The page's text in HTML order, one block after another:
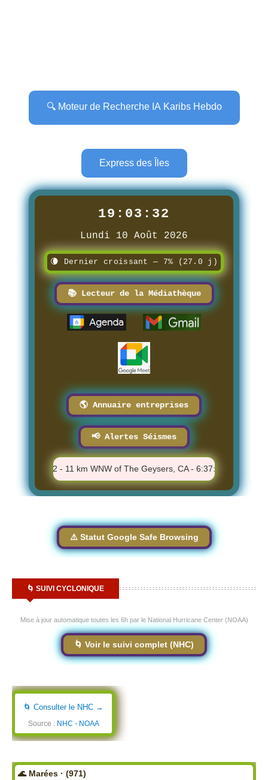
🔍 Moteur de Recherche IA Karibs Hebdo
Express des Îles
19:03:33
Lundi 10 Août 2026
🌘 Dernier croissant — 7% (27.0 j)
📚 Lecteur de la Médiathèque
🌎 Annuaire entreprises
📢 Alertes Séismes
⚠️ M 0.42 - 11 km WNW of The Geysers, CA - 6:37:05 PM
⚠️ Statut Google Safe Browsing
🌀 SUIVI CYCLONIQUE
Mise à jour automatique toutes les 6h par le National Hurricane Center (NOAA)
🌀 Voir le suivi complet (NHC)
🌀 Consulter le NHC →
Source : NHC - NOAA
🌊 Marées · (971)